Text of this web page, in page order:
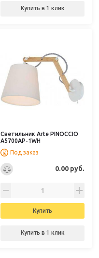
Купить в 1 клик
Светильник Arte PINOCCIO
A5700AP-1WH
Под заказ
0.00 руб.
Купить
Купить в 1 клик